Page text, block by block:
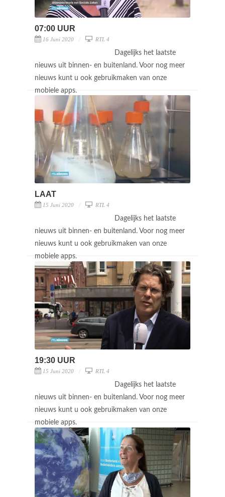
07:00 UUR
16 Juni 2020 RTL 4
Dagelijks het laatste
nieuws uit binnen- en buitenland. Voor nog meer
nieuws kunt u ook gebruikmaken van onze
mobiele apps.
LAAT
15 Juni 2020 RTL 4
Dagelijks het laatste
nieuws uit binnen- en buitenland. Voor nog meer
nieuws kunt u ook gebruikmaken van onze
mobiele apps.
19:30 UUR
15 Juni 2020 RTL 4
Dagelijks het laatste
nieuws uit binnen- en buitenland. Voor nog meer
nieuws kunt u ook gebruikmaken van onze
mobiele apps.